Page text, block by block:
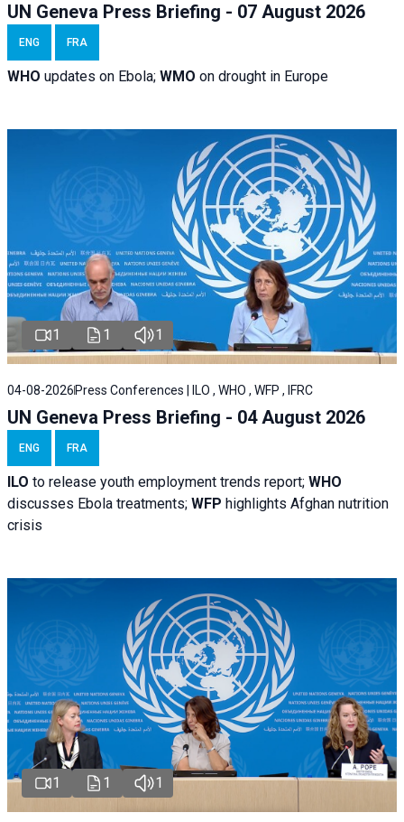
UN Geneva Press Briefing - 07 August 2026
ENG FRA
WHO updates on Ebola; WMO on drought in Europe
1 1 1
04-08-2026Press Conferences | ILO , WHO , WFP , IFRC
UN Geneva Press Briefing - 04 August 2026
ENG FRA
ILO to release youth employment trends report; WHO
discusses Ebola treatments; WFP highlights Afghan nutrition
crisis
1 1 1